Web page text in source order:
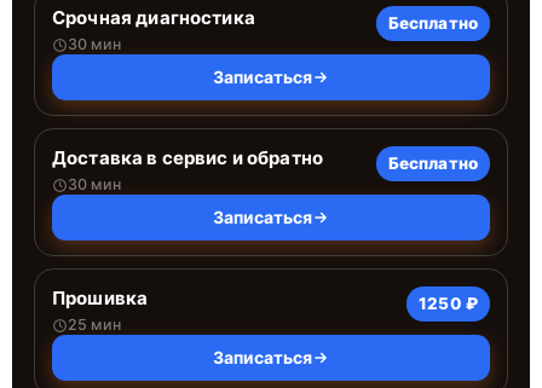
Срочная диагностика
30 мин
Бесплатно
Записаться
Доставка в сервис и обратно
30 мин
Бесплатно
Записаться
Прошивка
25 мин
1250 ₽
Записаться